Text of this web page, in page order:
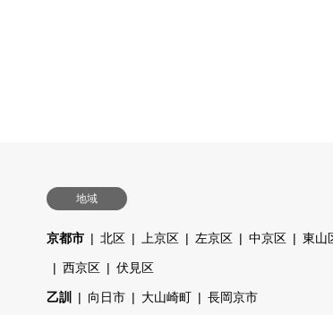
地域
京都市 北区 上京区 左京区 中京区 東山
西京区 伏見区
乙訓 向日市 大山崎町 長岡京市